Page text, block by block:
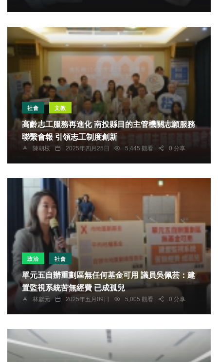
社會 文教
高齡志工服務再進化 南投縣目的主管機關志願服務
聯繫會報 引領志工制度創新
陳朝枝 2025年四月25日 5,445 觀看 0 分享
政治 社會
單元五自辦重劃區無任何基金可用 議員吳佩芸：建
置監視系統苦無經費 已成孤兒
林獻元 2025年五月09日 5,005 觀看 0 分享